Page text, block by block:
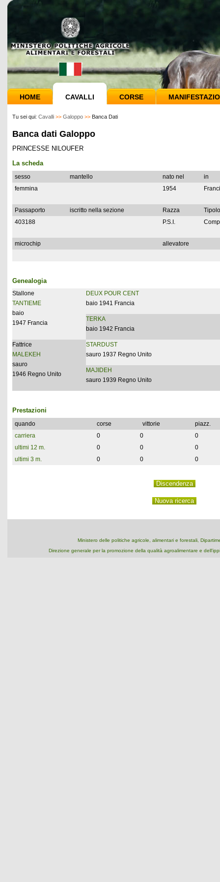
HOME CAVALLI CORSE
Tu sei qui: Cavalli >> Galoppo >> Banca Dati
Banca dati Galoppo
PRINCESSE NILOUFER
La scheda
sesso mantello nato nel
in
femmina
1954
Passaporto iscritto nella sezione Razza
403188
P.S.I.
microchip allevatore
Genealogia
Stallone
TANTIEME
baio
1947 Francia
DEUX POUR CENT
baio 1941 Francia
TERKA
baio 1942 Francia
Fattrice
MALEKEH
sauro
1946 Regno Unito
STARDUST
sauro 1937 Regno Unito
MAJIDEH
sauro 1939 Regno Unito
Prestazioni
quando corse vittorie
piazz.
carriera
0 0
0
ultimi 12 m.
0 0
0
ultimi 3 m.
0 0 0
Ministero delle politiche agricole, alimentari e forestali,
Direzione generale per la promozione della qualità agroalimentare e